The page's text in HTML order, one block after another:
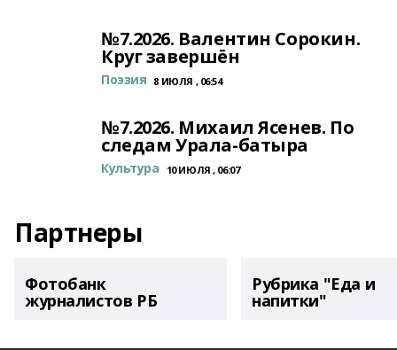
№7.2026. Валентин Сорокин.
Круг завершён
Поэзия 8 ИЮЛЯ , 06:54
№7.2026. Михаил Ясенев. По
следам Урала-батыра
Культура 10 ИЮЛЯ , 06:07
Партнеры
Фотобанк
журналистов РБ
Рубрика "Еда и
напитки"